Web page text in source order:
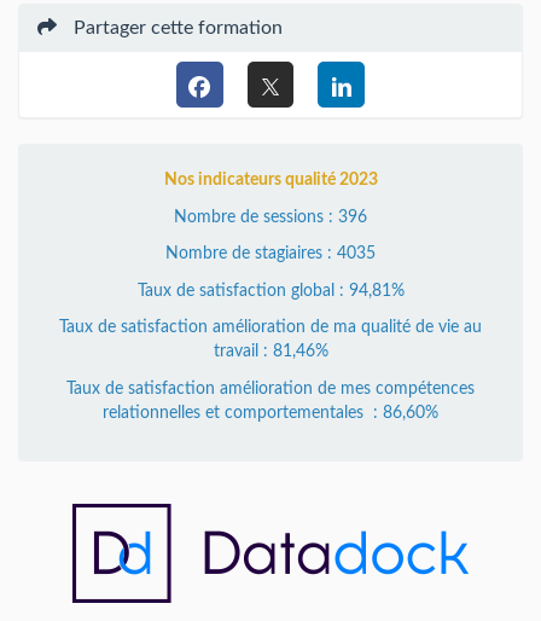
Partager cette formation
Nos indicateurs qualité 2023
Nombre de sessions : 396
Nombre de stagiaires : 4035
Taux de satisfaction global : 94,81%
Taux de satisfaction amélioration de ma qualité de vie au
travail : 81,46%
Taux de satisfaction amélioration de mes compétences
relationnelles et comportementales : 86,60%